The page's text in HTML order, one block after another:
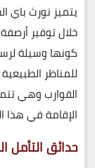
يتميز نورث باي
خلال توفير
كونها وسيلة
للمناظر
القوارب وهي
الإقامة في هذا
حدائق التأمل